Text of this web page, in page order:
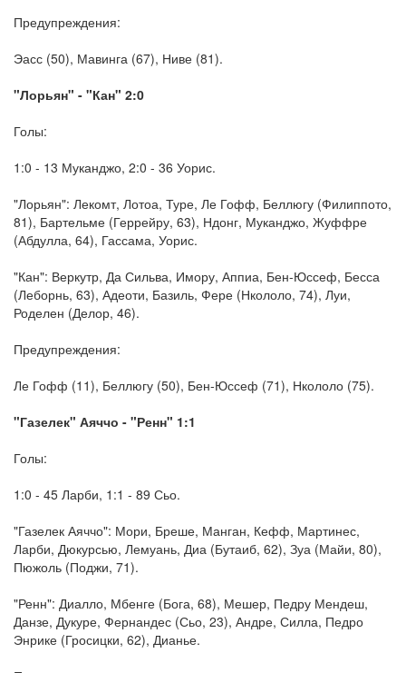
Предупреждения:
Эасс (50), Мавинга (67), Ниве (81).
"Лорьян" - "Кан" 2:0
Голы:
1:0 - 13 Муканджо, 2:0 - 36 Уорис.
"Лорьян": Лекомт, Лотоа, Туре, Ле Гофф, Беллюгу (Филиппото,
81), Бартельме (Геррейру, 63), Ндонг, Муканджо, Жуффре
(Абдулла, 64), Гассама, Уорис.
"Кан": Веркутр, Да Сильва, Имору, Аппиа, Бен-Юссеф, Бесса
(Леборнь, 63), Адеоти, Базиль, Фере (Нкололо, 74), Луи,
Роделен (Делор, 46).
Предупреждения:
Ле Гофф (11), Беллюгу (50), Бен-Юссеф (71), Нкололо (75).
"Газелек" Аяччо - "Ренн" 1:1
Голы:
1:0 - 45 Ларби, 1:1 - 89 Сьо.
"Газелек Аяччо": Мори, Бреше, Манган, Кефф, Мартинес,
Ларби, Дюкурсью, Лемуань, Диа (Бутаиб, 62), Зуа (Майи, 80),
Пюжоль (Поджи, 71).
"Ренн": Диалло, Мбенге (Бога, 68), Мешер, Педру Мендеш,
Данзе, Дукуре, Фернандес (Сьо, 23), Андре, Силла, Педро
Энрике (Гросицки, 62), Дианье.